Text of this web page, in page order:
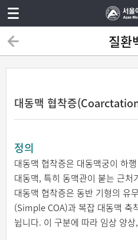
질환
대동맥 협착증
정의
대동맥 협착증은 대동맥궁이 하
대동맥, 특히 동맥관이 붙는 근
대동맥 협착증은 동반 기형의 유
(Simple COA)과 복잡 대동맥 축
뉩니다. 이 구분에 따라 임상 양